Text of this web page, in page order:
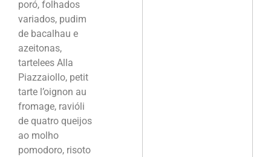
poró, folhados
variados, pudim
de bacalhau e
azeitonas,
tartelees Alla
Piazzaiollo, petit
tarte l’oignon au
fromage, ravióli
de quatro queijos
ao molho
pomodoro, risoto